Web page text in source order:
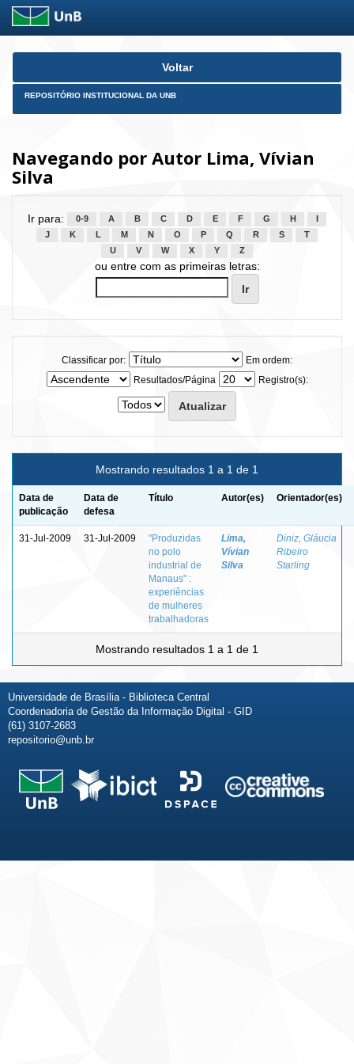
Skip
Voltar
REPOSITÓRIO INSTITUCIONAL DA UNB
Navegando por Autor Lima, Vívian
Silva
Ir para: 0-9 A B C D E F G H
J
K L M N O P Q R S
T
U
V W X Y Z
ou entre com as primeiras letras:
Classificar por:
Em ordem:
Resultados/Página
Registro(s):
Mostrando resultados 1 a 1 de 1
Data de
publicação
Data de
defesa
Título Autor(es) Orientador(es)
31-Jul-2009 31-Jul-2009
"Produzidas
no polo
industrial de
Manaus" :
experiências
de mulheres
trabalhadoras
Lima,
Vívian
Silva
Diniz, Gláucia
Ribeiro
Starling
Mostrando resultados 1 a 1 de 1
Universidade de Brasília - Biblioteca Central
Coordenadoria de Gestão da Informação Digital - GID
(61) 3107-2683
repositorio@unb.br